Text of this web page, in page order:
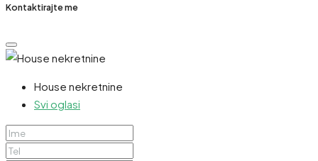
Kontaktirajte me
House nekretnine
Svi oglasi